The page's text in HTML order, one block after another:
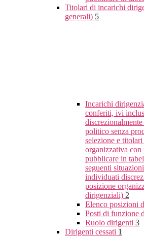
Titolari di incarichi
generali) 5
Incarichi
conferiti, ivi
politico senza
selezione e
organizzativa
pubblicare in
seguenti
individuati
posizione
dirigenziali) 2
Elenco posizioni
Posti di funzione
Ruolo dirigenti 3
Dirigenti cessati 1